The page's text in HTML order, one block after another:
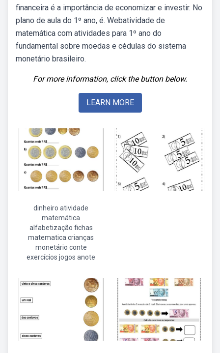
financeira é a importância de economizar e investir. No
plano de aula do 1º ano, é. Webatividade de
matemática com atividades para 1º ano do
fundamental sobre moedas e cédulas do sistema
monetário brasileiro.
For more information, click the button below.
LEARN MORE
dinheiro atividade
matemática
alfabetização fichas
matematica crianças
monetário conte
exercícios jogos anote